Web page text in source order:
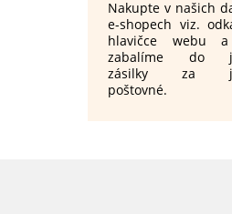
Nakupte v našich
e-shopech viz.
hlavičce webu
zabalíme do
zásilky za
poštovné.